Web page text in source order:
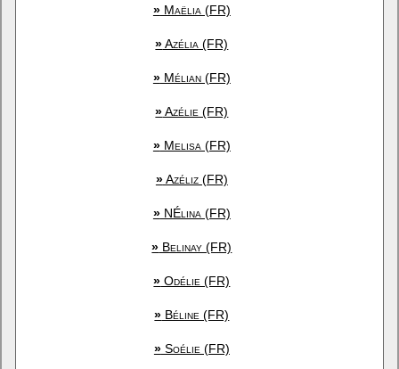
»Maëlia (FR)
»Azélia (FR)
»Mélian (FR)
»Azélie (FR)
»Melisa (FR)
»Azéliz (FR)
»NÉlina (FR)
» Belinay (FR)
» Odélie (FR)
» Béline (FR)
»Soélie (FR)